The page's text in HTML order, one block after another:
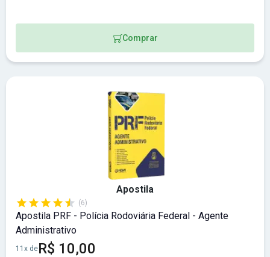
Comprar
Apostila
(6)
Apostila PRF - Polícia Rodoviária Federal - Agente
Administrativo
11x deR$ 10,00